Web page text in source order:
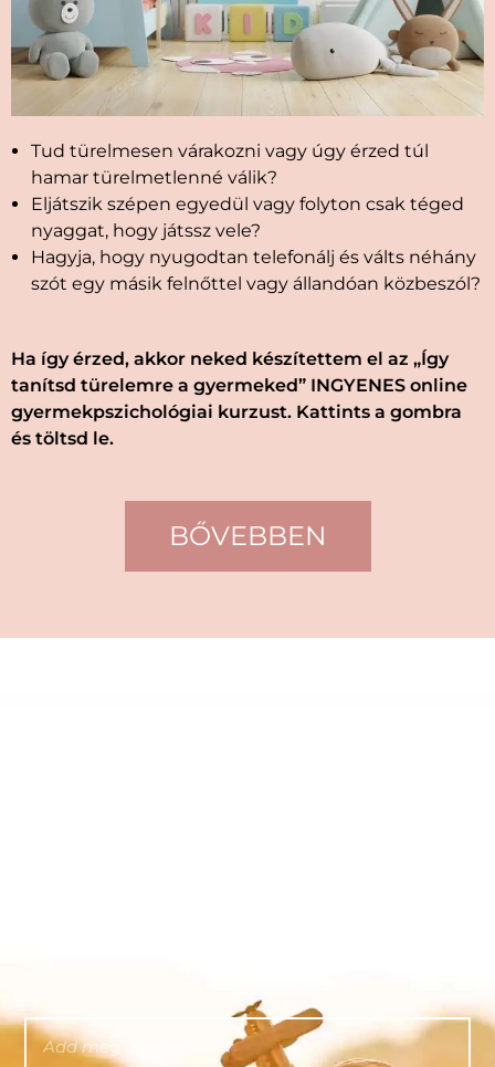
Tud türelmesen várakozni vagy úgy érzed túl
hamar türelmetlenné válik?
Eljátszik szépen egyedül vagy folyton csak téged
nyaggat, hogy játssz vele?
Hagyja, hogy nyugodtan telefonálj és válts néhány
szót egy másik felnőttel vagy állandóan közbeszól?
Ha így érzed, akkor neked készítettem el az „Így
tanítsd türelemre a gyermeked” INGYENES online
gyermekpszichológiai kurzust. Kattints a gombra
és töltsd le.
BŐVEBBEN